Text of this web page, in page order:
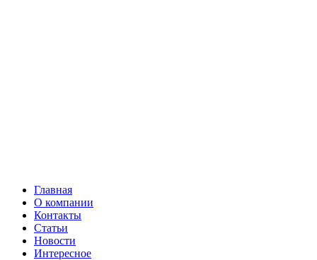
Главная
О компании
Контакты
Статьи
Новости
Интересное